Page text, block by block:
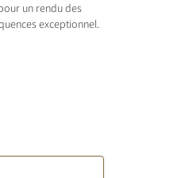
un rendu des
exceptionnel.